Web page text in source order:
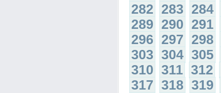
282 283 284
289 290 291
296 297 298
303 304 305
310 311 312
317 318 319